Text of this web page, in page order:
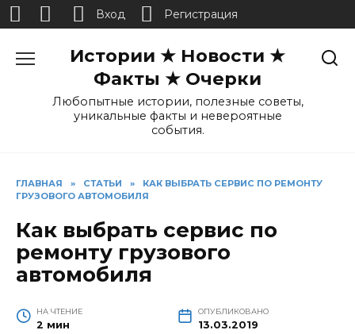
Истории ★ Новости ★
Факты ★ Очерки
Любопытные истории, полезные советы,
уникальные факты и невероятные
события.
ГЛАВНАЯ » СТАТЬИ »
КАК ВЫБРАТЬ СЕРВИС ПО РЕМОНТУ
ГРУЗОВОГО АВТОМОБИЛЯ
Как выбрать сервис по
ремонту грузового
автомобиля
НА ЧТЕНИЕ
2 мин
ОПУБЛИКОВАНО
13.03.2019
Вход Регистрация